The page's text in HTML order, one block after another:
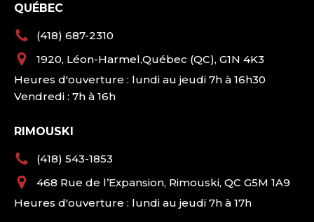
QUÉBEC
(418) 687-2310
1920, Léon-Harmel,Québec (QC), G1N 4K3
Heures d'ouverture : lundi au jeudi 7h à 16h30
Vendredi : 7h à 16h
RIMOUSKI
(418) 543-1853
468 Rue de l’Expansion, Rimouski, QC G5M 1A9
Heures d'ouverture : lundi au jeudi 7h à 17h